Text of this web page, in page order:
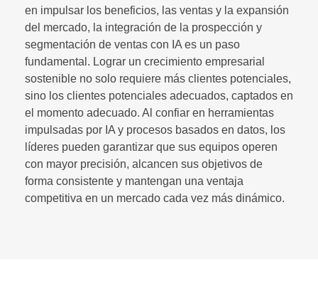
en impulsar los beneficios, las ventas y la expansión
del mercado, la integración de la prospección y
segmentación de ventas con IA es un paso
fundamental. Lograr un crecimiento empresarial
sostenible no solo requiere más clientes potenciales,
sino los clientes potenciales adecuados, captados en
el momento adecuado. Al confiar en herramientas
impulsadas por IA y procesos basados en datos, los
líderes pueden garantizar que sus equipos operen
con mayor precisión, alcancen sus objetivos de
forma consistente y mantengan una ventaja
competitiva en un mercado cada vez más dinámico.